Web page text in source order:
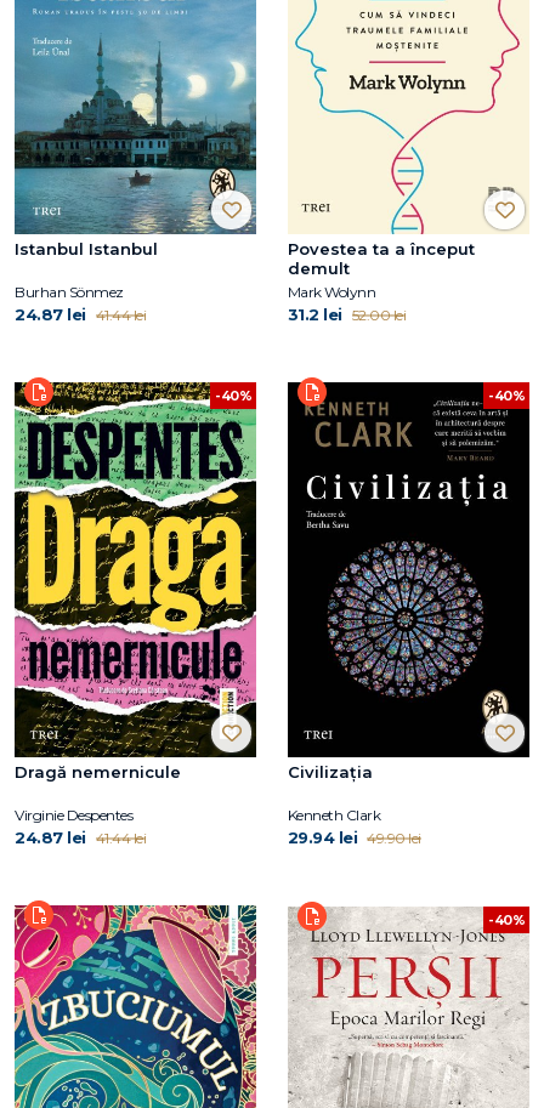
Istanbul Istanbul
Burhan Sönmez
24.87 lei 41.44 lei
Povestea ta a început
demult
Mark Wolynn
31.2 lei 52.00 lei
-40%
Dragă nemernicule
Virginie Despentes
24.87 lei 41.44 lei
-40%
Civilizația
Kenneth Clark
29.94 lei 49.90 lei
-40%